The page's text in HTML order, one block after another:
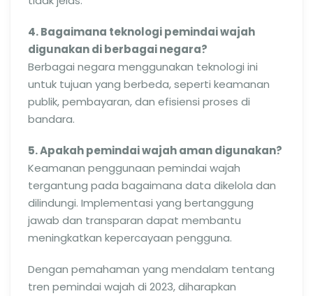
4. Bagaimana teknologi pemindai wajah
digunakan di berbagai negara?
Berbagai negara menggunakan teknologi ini
untuk tujuan yang berbeda, seperti keamanan
publik, pembayaran, dan efisiensi proses di
bandara.
5. Apakah pemindai wajah aman digunakan?
Keamanan penggunaan pemindai wajah
tergantung pada bagaimana data dikelola dan
dilindungi. Implementasi yang bertanggung
jawab dan transparan dapat membantu
meningkatkan kepercayaan pengguna.
Dengan pemahaman yang mendalam tentang
tren pemindai wajah di 2023, diharapkan